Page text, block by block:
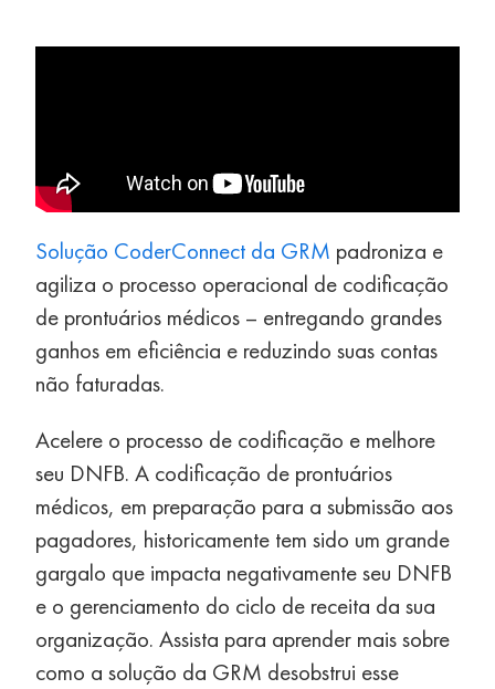
Solução CoderConnect da GRM padroniza e
agiliza o processo operacional de codificação
de prontuários médicos – entregando grandes
ganhos em eficiência e reduzindo suas contas
não faturadas.
Acelere o processo de codificação e melhore
seu DNFB. A codificação de prontuários
médicos, em preparação para a submissão aos
pagadores, historicamente tem sido um grande
gargalo que impacta negativamente seu DNFB
e o gerenciamento do ciclo de receita da sua
organização. Assista para aprender mais sobre
como a solução da GRM desobstrui esse